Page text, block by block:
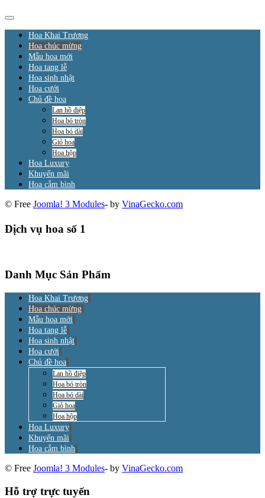
Hoa Khai Trương
Hoa chúc mừng
Mẫu hoa mới
Hoa tang lễ
Hoa sinh nhật
Hoa cưới
Chủ đề hoa
Lan hồ điệp
Hoa bó tròn
Hoa bó dài
Giỏ hoa
Hoa hộp
Hoa Luxury
Khuyến mãi
Hoa cắm bình
© Free Joomla! 3 Modules- by VinaGecko.com
Dịch vụ hoa số 1
Danh Mục Sản Phẩm
Hoa Khai Trương
Hoa chúc mừng
Mẫu hoa mới
Hoa tang lễ
Hoa sinh nhật
Hoa cưới
Chủ đề hoa
Lan hồ điệp
Hoa bó tròn
Hoa bó dài
Giỏ hoa
Hoa hộp
Hoa Luxury
Khuyến mãi
Hoa cắm bình
© Free Joomla! 3 Modules- by VinaGecko.com
Hỗ trợ trực tuyến